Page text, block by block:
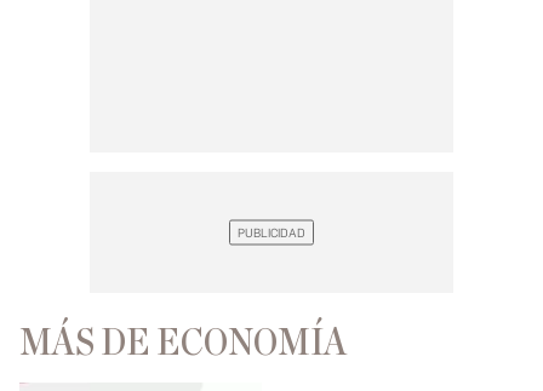
MÁS DE ECONOMÍA